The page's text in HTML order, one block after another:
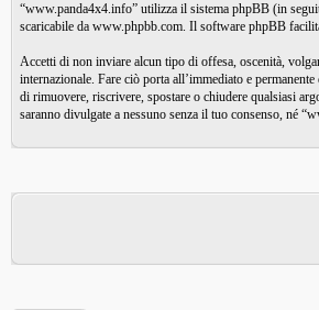
“www.panda4x4.info” utilizza il sistema phpBB (in
scaricabile da www.phpbb.com. Il software phpBB
Accetti di non inviare alcun tipo di offesa, oscenità,
internazionale. Fare ciò porta all’immediato e
di rimuovere, riscrivere, spostare o chiudere qualsiasi
saranno divulgate a nessuno senza il tuo consenso, né